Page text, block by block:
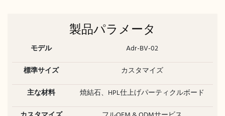
製品パラメータ
モデル
Adr-BV-02
標準サイズ
カスタマイズ
主な材料
焼結石、HPL仕上げパーティクルボード